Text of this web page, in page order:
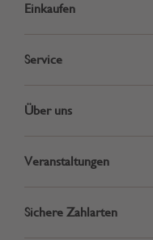
Einkaufen
Service
Über uns
Veranstaltungen
Sichere Zahlarten